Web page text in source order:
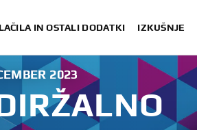
IN OSTALI DODATKI IZKUŠNJE
2023